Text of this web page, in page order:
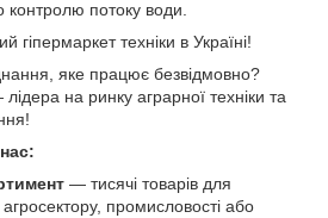
контролю потоку води.
техніки в Україні!
яке працює безвідмовно?
на ринку аграрної техніки та
— тисячі товарів для
агросектору, промисловості або